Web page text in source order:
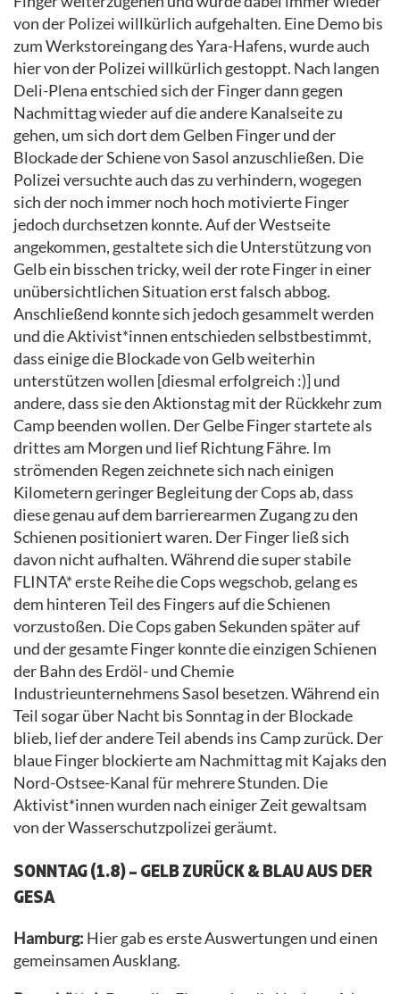
von der Polizei willkürlich aufgehalten. Eine Demo bis
zum Werkstoreingang des Yara-Hafens, wurde auch
hier von der Polizei willkürlich gestoppt. Nach langen
Deli-Plena entschied sich der Finger dann gegen
Nachmittag wieder auf die andere Kanalseite zu
gehen, um sich dort dem Gelben Finger und der
Blockade der Schiene von Sasol anzuschließen. Die
Polizei versuchte auch das zu verhindern, wogegen
sich der noch immer noch hoch motivierte Finger
jedoch durchsetzen konnte. Auf der Westseite
angekommen, gestaltete sich die Unterstützung von
Gelb ein bisschen tricky, weil der rote Finger in einer
unübersichtlichen Situation erst falsch abbog.
Anschließend konnte sich jedoch gesammelt werden
und die Aktivist*innen entschieden selbstbestimmt,
dass einige die Blockade von Gelb weiterhin
unterstützen wollen [diesmal erfolgreich :)] und
andere, dass sie den Aktionstag mit der Rückkehr zum
Camp beenden wollen. Der Gelbe Finger startete als
drittes am Morgen und lief Richtung Fähre. Im
strömenden Regen zeichnete sich nach einigen
Kilometern geringer Begleitung der Cops ab, dass
diese genau auf dem barrierearmen Zugang zu den
Schienen positioniert waren. Der Finger ließ sich
davon nicht aufhalten. Während die super stabile
FLINTA* erste Reihe die Cops wegschob, gelang es
dem hinteren Teil des Fingers auf die Schienen
vorzustoßen. Die Cops gaben Sekunden später auf
und der gesamte Finger konnte die einzigen Schienen
der Bahn des Erdöl- und Chemie
Industrieunternehmens Sasol besetzen. Während ein
Teil sogar über Nacht bis Sonntag in der Blockade
blieb, lief der andere Teil abends ins Camp zurück. Der
blaue Finger blockierte am Nachmittag mit Kajaks den
Nord-Ostsee-Kanal für mehrere Stunden. Die
Aktivist*innen wurden nach einiger Zeit gewaltsam
von der Wasserschutzpolizei geräumt.
SONNTAG (1.8) – GELB ZURÜCK & BLAU AUS DER
GESA
Hamburg: Hier gab es erste Auswertungen und einen
gemeinsamen Ausklang.